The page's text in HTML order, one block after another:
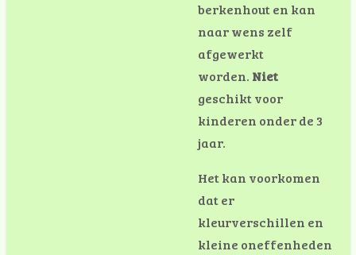
berkenhout en kan
naar wens zelf
afgewerkt
worden. Niet
geschikt voor
kinderen onder de 3
jaar.
Het kan voorkomen
dat er
kleurverschillen en
kleine oneffenheden